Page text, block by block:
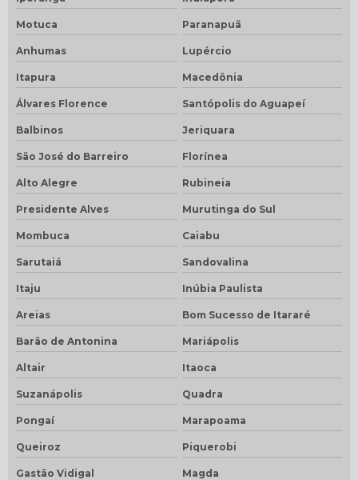
Motuca Paranapuã
Anhumas Lupércio
Itapura Macedônia
Álvares Florence Santópolis do Aguapeí
Balbinos Jeriquara
São José do Barreiro Florínea
Alto Alegre Rubineia
Presidente Alves Murutinga do Sul
Mombuca Caiabu
Sarutaiá Sandovalina
Itaju Inúbia Paulista
Areias Bom Sucesso de Itararé
Barão de Antonina Mariápolis
Altair Itaoca
Suzanápolis Quadra
Pongaí Marapoama
Queiroz Piquerobi
Gastão Vidigal Magda